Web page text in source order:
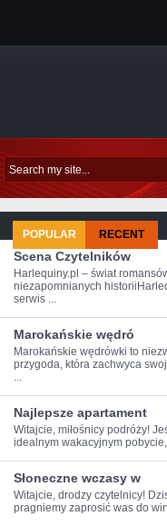
POPULAR RECENT
Scena Czytelników
Harlequiny.pl – świat
niezapomnianych
serwis ...
Marokańskie wędró
Marokańskie wędrówki ​to
przygoda, która zachwyca
...
Najlepsze apartament
Witajcie, miłośnicy​ podróży!
idealnym wakacyjnym
Słoneczne wczasy w
Witajcie, drodzy‌ czytelnicy!
pragniemy zaprosić was do